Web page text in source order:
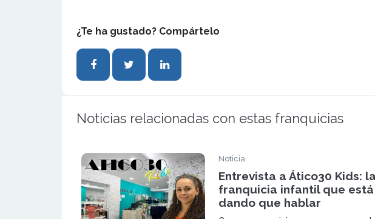
¿Te ha gustado? Compártelo
Noticias relacionadas con estas franquicias
Noticia
Entrevista a Ático30 Kids: la
franquicia infantil que está
dando que hablar